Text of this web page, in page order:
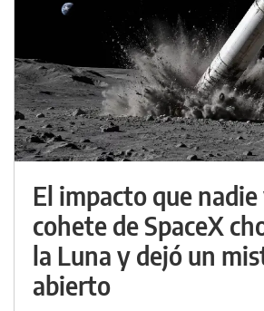
El impacto que
cohete de SpaceX
la Luna y dejó un
abierto